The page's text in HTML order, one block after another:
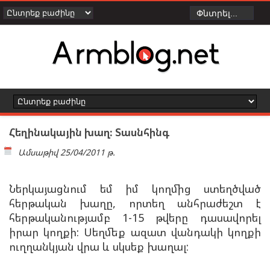
Հեղինակային խաղ: Տասնհինգ
Ամսաթիվ 25/04/2011 թ.
Ներկայացնում եմ իմ կողմից ստեղծված
հերթական խաղը, որտեղ անհրաժեշտ է
հերթականությամբ 1-15 թվերը դասավորել
իրար կողքի: Սեղմեք ազատ վանդակի կողքի
ուղղանկյան վրա և սկսեք խաղալ: